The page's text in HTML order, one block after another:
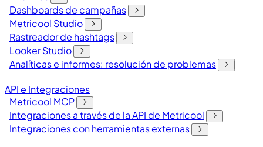
Dashboards de campañas
Metricool Studio
Rastreador de hashtags
Looker Studio
Analíticas e informes: resolución de problemas
API e Integraciones
Metricool MCP
Integraciones a través de la API de Metricool
Integraciones con herramientas externas